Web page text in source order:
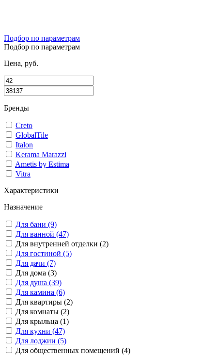
Подбор по параметрам
Подбор по параметрам
Цена, руб.
Бренды
Creto
GlobalTile
Italon
Kerama Marazzi
Ametis by Estima
Vitra
Характеристики
Назначение
Для бани (9)
Для ванной (47)
Для внутренней отделки (2)
Для гостиной (5)
Для дачи (7)
Для дома (3)
Для душа (39)
Для камина (6)
Для квартиры (2)
Для комнаты (2)
Для крыльца (1)
Для кухни (47)
Для лоджии (5)
Для общественных помещений (4)